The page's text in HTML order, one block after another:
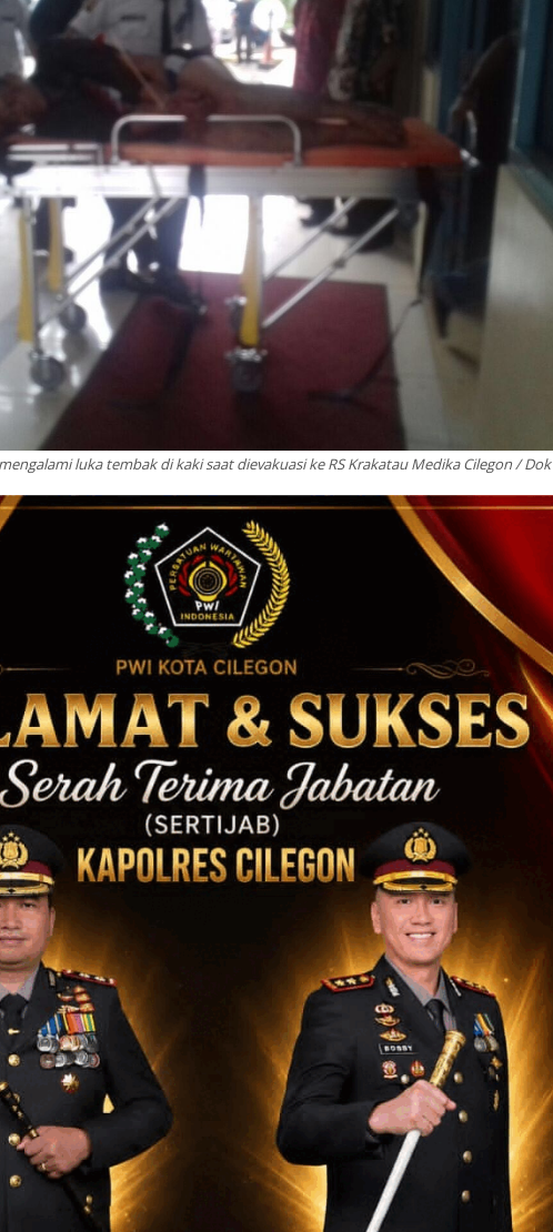
luka tembak di kaki saat dievakuasi ke RS Krakatau Medika Cilegon / Dok